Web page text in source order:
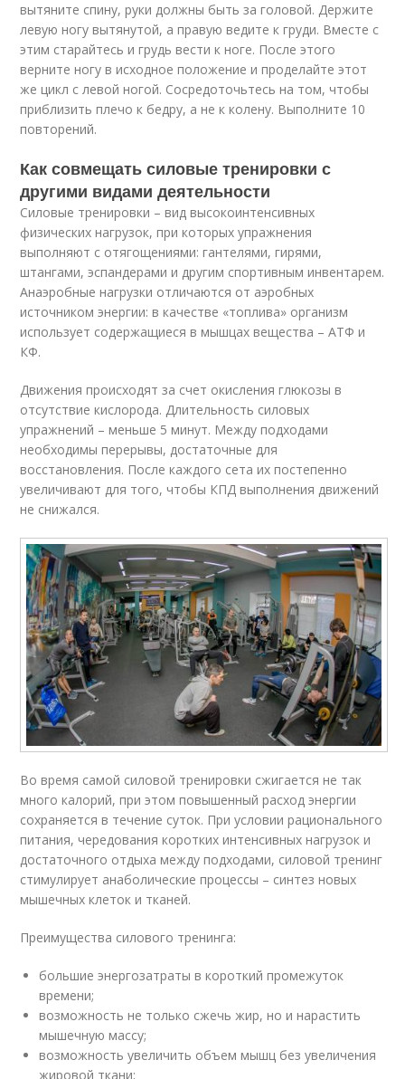
вытяните спину, руки должны быть за головой. Держите
левую ногу вытянутой, а правую ведите к груди. Вместе с
этим старайтесь и грудь вести к ноге. После этого
верните ногу в исходное положение и проделайте этот
же цикл с левой ногой. Сосредоточьтесь на том, чтобы
приблизить плечо к бедру, а не к колену. Выполните 10
повторений.
Как совмещать силовые тренировки с
другими видами деятельности
Силовые тренировки – вид высокоинтенсивных
физических нагрузок, при которых упражнения
выполняют с отягощениями: гантелями, гирями,
штангами, эспандерами и другим спортивным инвентарем.
Анаэробные нагрузки отличаются от аэробных
источником энергии: в качестве «топлива» организм
использует содержащиеся в мышцах вещества – АТФ и
КФ.
Движения происходят за счет окисления глюкозы в
отсутствие кислорода. Длительность силовых
упражнений – меньше 5 минут. Между подходами
необходимы перерывы, достаточные для
восстановления. После каждого сета их постепенно
увеличивают для того, чтобы КПД выполнения движений
не снижался.
Во время самой силовой тренировки сжигается не так
много калорий, при этом повышенный расход энергии
сохраняется в течение суток. При условии рационального
питания, чередования коротких интенсивных нагрузок и
достаточного отдыха между подходами, силовой тренинг
стимулирует анаболические процессы – синтез новых
мышечных клеток и тканей.
Преимущества силового тренинга:
большие энергозатраты в короткий промежуток
времени;
возможность не только сжечь жир, но и нарастить
мышечную массу;
возможность увеличить объем мышц без увеличения
жировой ткани;